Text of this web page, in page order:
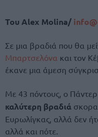
Του Alex Molina/
Σε μια βραδιά που θα
Μπαρτσελόνα και τον
έκανε μια άμεση
Με 43 πόντους, ο
καλύτερη βραδιά
Ευρωλίγκας, αλλά δεν
αλλά και πότε.